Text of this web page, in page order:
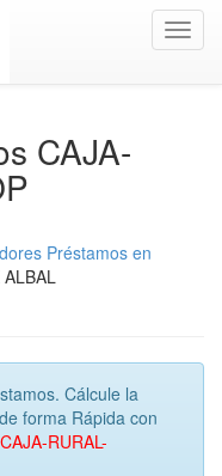
CAJA-
Préstamos en
Cálcule la
forma Rápida con
RURAL-